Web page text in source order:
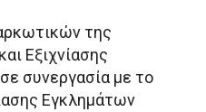
της
Εξιχνίασης
συνεργασία με το
Εγκλημάτων